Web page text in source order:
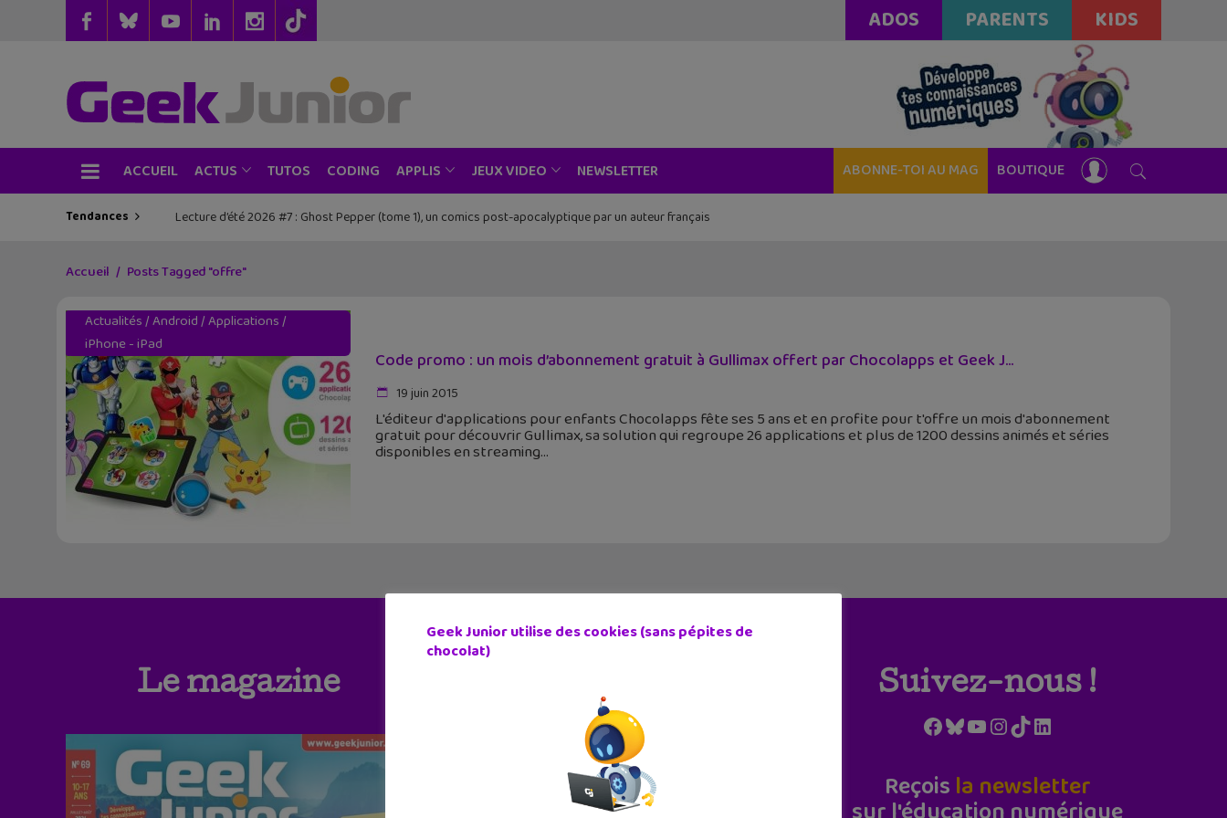
ADOS PARENTS KIDS
ACCUEIL ACTUS TUTOS CODING APPLIS JEUX VIDEO NEWSLETTER ABONNE-TOI AU MAG BOUTIQUE
Tendances Lecture d’été 2026 #7 : Ghost Pepper (tome 1), un comics post-apocalyptique par un auteur français
Les sorties geek de l’été à Paris : One Piece au musée Grévin, Zoo Art Show, Passion Japon…
Accueil Posts Tagged "offre"
Actualités/Android/Applications/
iPhone - iPad
Code promo : un mois d’abonnement gratuit à Gullimax offert par Chocolapps et Geek J...
19 juin 2015
L'éditeur d'applications pour enfants Chocolapps fête ses 5 ans et en profite pour t'offre un mois d'abonnement
gratuit pour découvrir Gullimax, sa solution qui regroupe 26 applications et plus de 1200 dessins animés et séries
disponibles en streaming
Le magazine Suivez-nous !
Facebook
Bluesky
YouTube
Instagram
TikTokLinkedIn
Reçois la newsletter
Geek Junior utilise des cookies (sans pépites de
chocolat)